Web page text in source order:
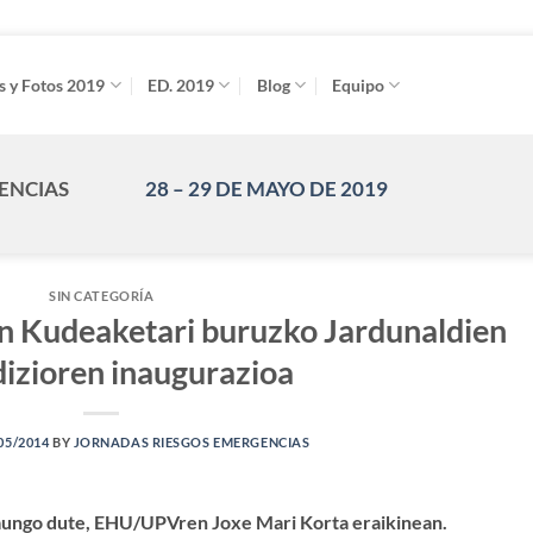
y Fotos 2019 ED. 2019 Blog Equipo
28 – 29 DE MAYO DE 2019
SIN CATEGORÍA
Kudeaketari buruzko Jardunaldien
inaugurazioa
2014 BY JORNADAS RIESGOS EMERGENCIAS
dute, EHU/UPVren Joxe Mari Korta eraikinean.